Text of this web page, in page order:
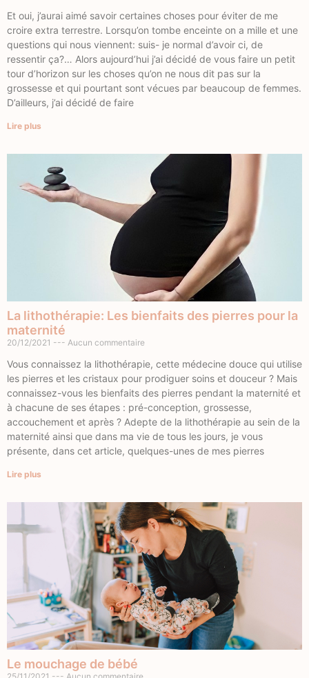
Et oui, j’aurai aimé savoir certaines choses pour éviter de me
croire extra terrestre. Lorsqu’on tombe enceinte on a mille et une
questions qui nous viennent: suis- je normal d’avoir ci, de
ressentir ça?… Alors aujourd’hui j’ai décidé de vous faire un petit
tour d’horizon sur les choses qu’on ne nous dit pas sur la
grossesse et qui pourtant sont vécues par beaucoup de femmes.
D’ailleurs, j’ai décidé de faire
Lire plus
La lithothérapie: Les bienfaits des pierres pour la
maternité
20/12/2021 Aucun commentaire
Vous connaissez la lithothérapie, cette médecine douce qui utilise
les pierres et les cristaux pour prodiguer soins et douceur ? Mais
connaissez-vous les bienfaits des pierres pendant la maternité et
à chacune de ses étapes : pré-conception, grossesse,
accouchement et après ? Adepte de la lithothérapie au sein de la
maternité ainsi que dans ma vie de tous les jours, je vous
présente, dans cet article, quelques-unes de mes pierres
Lire plus
Le mouchage de bébé